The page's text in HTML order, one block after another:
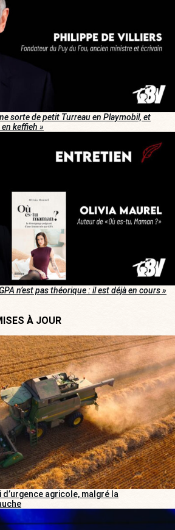
sorte de petit Turreau en Playmobil, et
keffieh »
n’est pas théorique : il est déjà en cours »
À JOUR
agricole, malgré la